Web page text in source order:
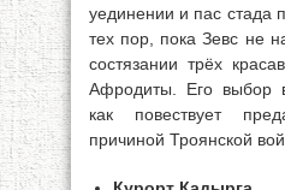
уединении и пас стада
тех пор, пока Зевс не
состязании трёх
Афродиты. Его выбор
как повествует
причиной Троянской